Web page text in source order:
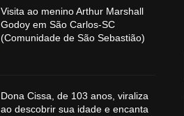
Visita ao menino Arthur Marshall
Godoy em São Carlos-SC
(Comunidade de São Sebastião)
Dona Cissa, de 103 anos, viraliza
ao descobrir sua idade e encanta